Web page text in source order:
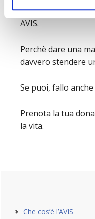
E’ il gesto di chi
AVIS.
Perchè dare una
davvero stendere
Se puoi, fallo
Prenota la tua
la vita.
Sidebar
Che cos’è l’AVIS